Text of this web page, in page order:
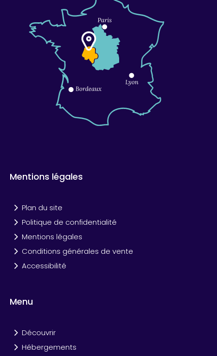
Mentions légales
Plan du site
Politique de confidentialité
Mentions légales
Conditions générales de vente
Accessibilité
Menu
Découvrir
Hébergements